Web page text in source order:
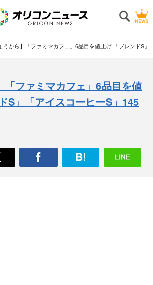
うから】「ファミマカフェ」6品目を値上げ 「ブレンドS
「ファミマカフェ」6品目を値
S」「アイスコーヒーS」145